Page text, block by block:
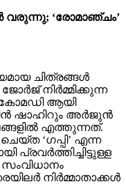
‘രോമാഞ്ചം’
ചിത്രങ്ങൾ
നിർമ്മിക്കുന്ന
കോമഡി ആയി
ഷാഹിറും അർജുൻ
എത്തുന്നത്.
‘ഗപ്പി’ എന്ന
പ്രവർത്തിച്ചിട്ടുള്ള
നിർമ്മാതാക്കൾ